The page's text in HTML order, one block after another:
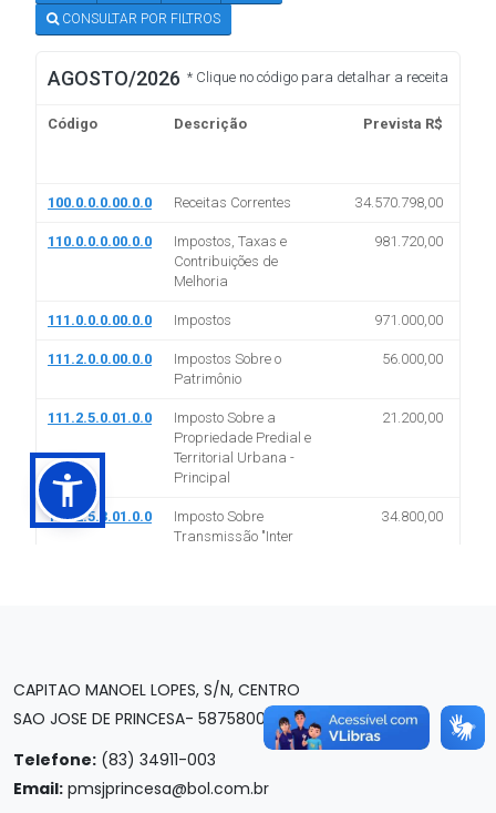
CAPITAO MANOEL LOPES, S/N, CENTRO
SAO JOSE DE PRINCESA- 58758000
Telefone: (83) 34911-003
Email: pmsjprincesa@bol.com.br